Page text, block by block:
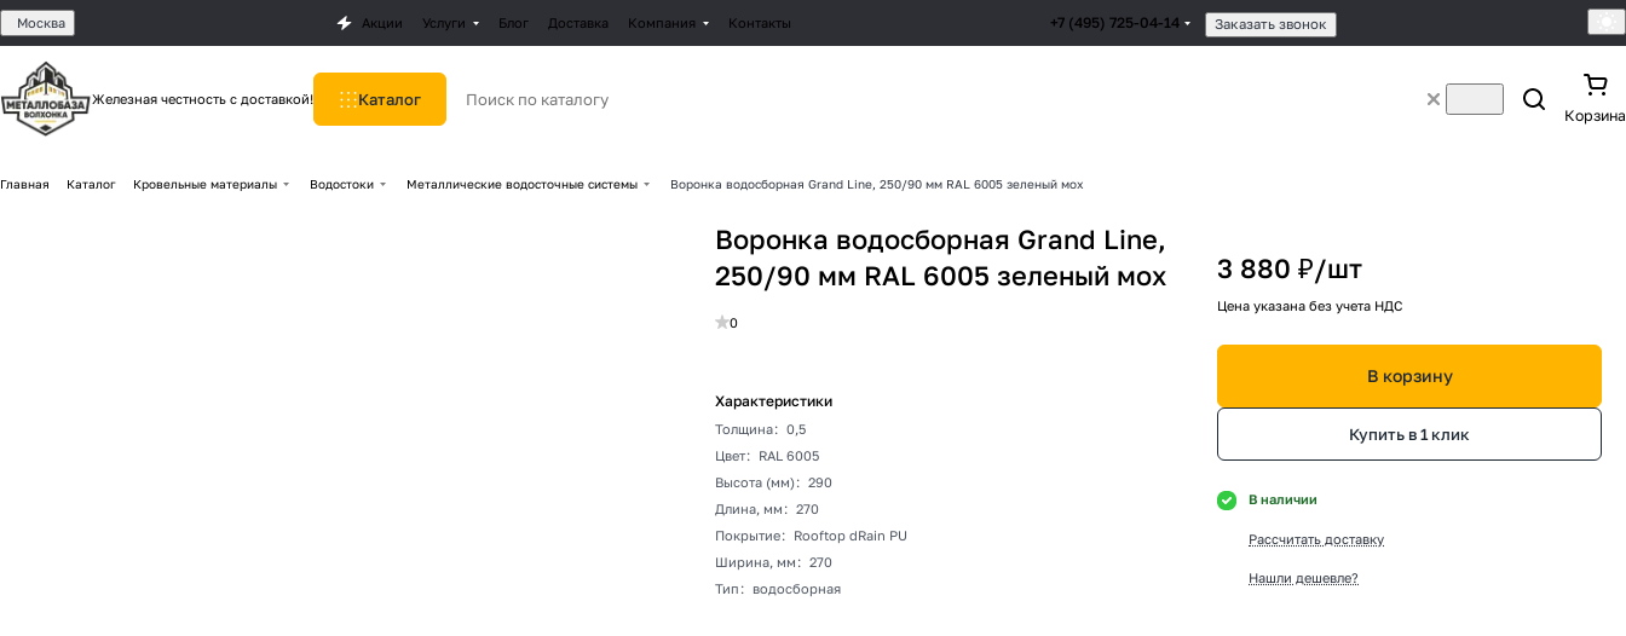
Москва Акции Услуги Блог Доставка Компания Контакты +7 (495) 725-04-14 Заказать звонок
Железная честность с доставкой! Каталог
Корзина
Главная Каталог Кровельные материалы Водостоки Металлические водосточные системы Воронка водосборная Grand Line, 250/90 мм RAL 6005 зеленый мох
Воронка водосборная Grand Line,
250/90 мм RAL 6005 зеленый мох
0
Характеристики
Толщина: 0,5
Цвет:
RAL 6005
Высота (мм): 290
Длина, мм : 270
Покрытие:
Rooftop dRain PU
Ширина, мм : 270
Тип : водосборная
3 880 ₽/шт
Цена указана без учета НДС
В корзину
Купить в 1 клик
В наличии
Рассчитать доставку
Нашли дешевле?